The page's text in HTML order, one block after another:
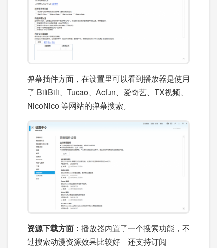
弹幕插件方面，在设置里可以看到播放器是使用
了 BiliBili、Tucao、Acfun、爱奇艺、TX视频、
NicoNico 等网站的弹幕搜索。
资源下载方面： 播放器内置了一个搜索功能，不
过搜索动漫资源效果比较好，还支持订阅